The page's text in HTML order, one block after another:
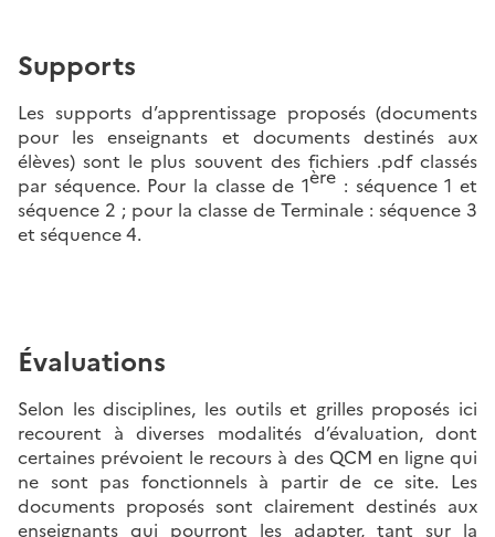
Supports
Les supports d’apprentissage proposés (documents
pour les enseignants et documents destinés aux
élèves) sont le plus souvent des fichiers .pdf classés
par séquence. Pour la classe de 1ère : séquence 1 et
séquence 2 ; pour la classe de Terminale : séquence 3
et séquence 4.
Évaluations
Selon les disciplines, les outils et grilles proposés ici
recourent à diverses modalités d’évaluation, dont
certaines prévoient le recours à des QCM en ligne qui
ne sont pas fonctionnels à partir de ce site. Les
documents proposés sont clairement destinés aux
enseignants qui pourront les adapter, tant sur la